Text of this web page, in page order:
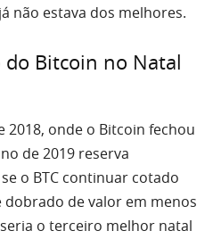
não estava dos melhores.
do Bitcoin no Natal
2018, onde o Bitcoin fechou
de 2019 reserva
o BTC continuar cotado
dobrado de valor em menos
o terceiro melhor natal